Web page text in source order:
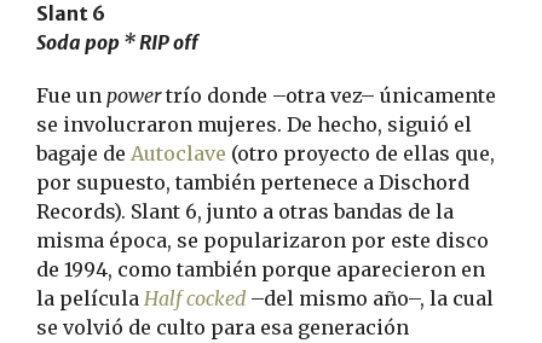
Slant 6
Soda pop * RIP off
Fue un powertrío donde –otra vez– únicamente
se involucraron mujeres. De hecho, siguió el
bagaje de Autoclave (otro proyecto de ellas que,
por supuesto, también pertenece a Dischord
Records). Slant 6, junto a otras bandas de la
misma época, se popularizaron por este disco
de 1994, como también porque aparecieron en
la película Half cocked –del mismo año–, la cual
se volvió de culto para esa generación